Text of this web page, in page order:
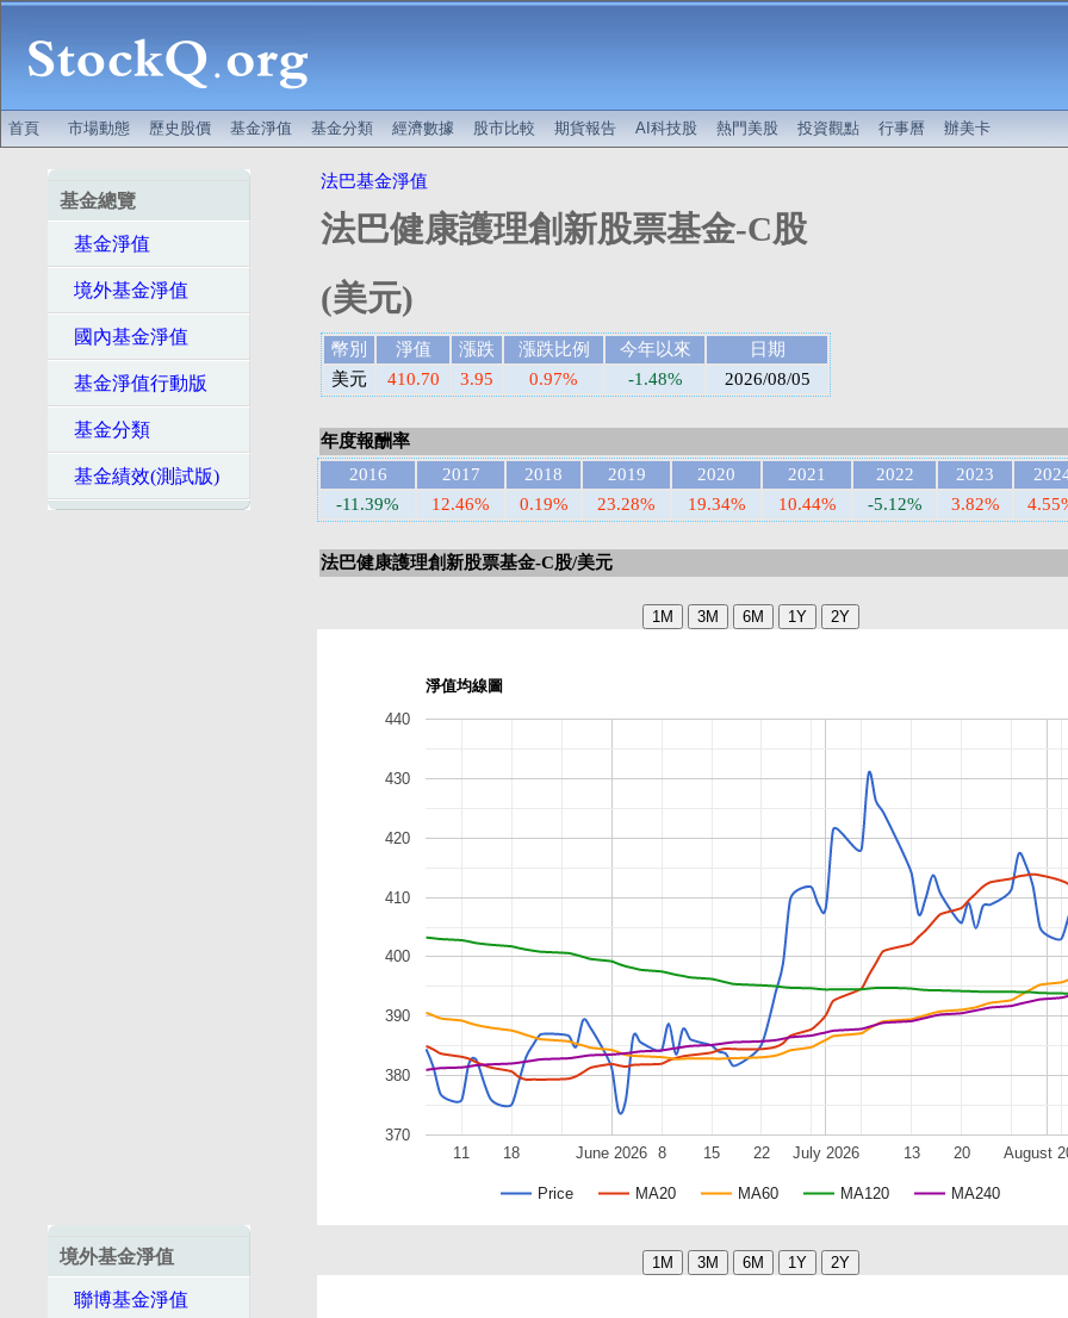
首頁 市場動態 歷史股價 基金淨值 基金分類 經濟數據 股市比較 期貨報告 AI科技股 熱門美股 投資觀點 行事曆 辦美卡
基金總覽
基金淨值
境外基金淨值
國內基金淨值
基金淨值行動版
基金分類
基金績效(測試版)
境外基金淨值
聯博基金淨值
法巴基金淨值
法巴健康護理創新股票基金-C股
(美元)
幣別 淨值 漲跌 漲跌比例 今年以來
日期
美元
410.70 3.95 0.97% -1.48% 2026/08/05
年度報酬率
2016
2017 2018 2019 2020 2021 2022 2023
-11.39%
12.46% 0.19% 23.28% 19.34% 10.44% -5.12% 3.82%
法巴健康護理創新股票基金-C股/美元
淨值均線圖
Price MA20 MA60 MA120 MA240
June 2026 July 2026 August
11 18 8 15 22 13 20
370
380
390
400
410
420
430
440